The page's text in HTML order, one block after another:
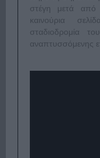
στέγη μετά από
καινούρια
σταδιοδρομία
αναπτυσσόμενης